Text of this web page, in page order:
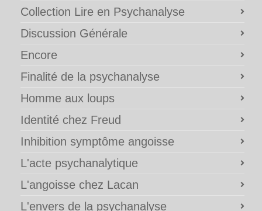
Collection Lire en Psychanalyse
Discussion Générale
Encore
Finalité de la psychanalyse
Homme aux loups
Identité chez Freud
Inhibition symptôme angoisse
L'acte psychanalytique
L'angoisse chez Lacan
L'envers de la psychanalyse